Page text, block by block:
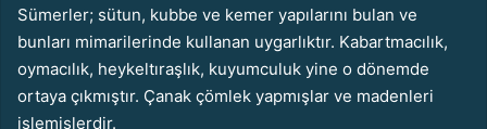
Sümerler; sütun, kubbe ve kemer yapılarını bulan ve
bunları mimarilerinde kullanan uygarlıktır. Kabartmacılık,
oymacılık, heykeltıraşlık, kuyumculuk yine o dönemde
ortaya çıkmıştır. Çanak çömlek yapmışlar ve madenleri
işlemişlerdir.